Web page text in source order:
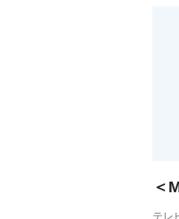
＜
テレ